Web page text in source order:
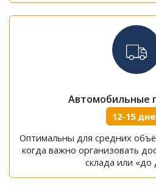
Автомобильные
12-15
Оптимальны для средних
когда важно организовать
склада или «до